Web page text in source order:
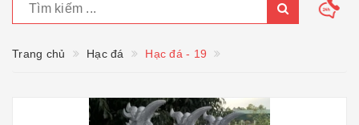
Trang chủ Hạc đá Hạc đá - 19